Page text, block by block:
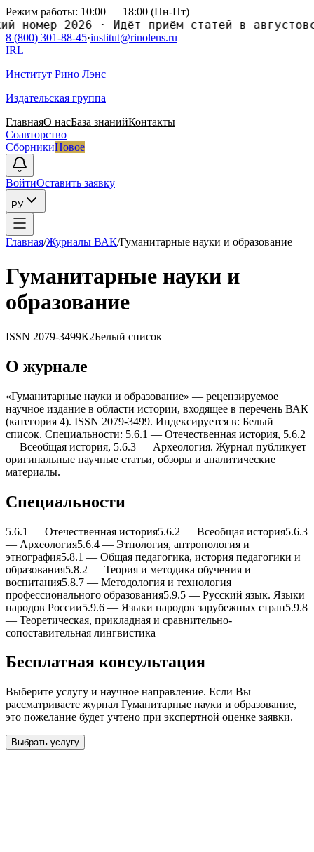
Режим работы: 10:00 — 18:00 (Пн-Пт)
2026·Идёт приём статей в
8 (800) 301-88-45·institut@rinolens.ru
IRL
Институт Рино Лэнс
Издательская группа
ГлавнаяО насБаза знанийКонтакты
Соавторство
СборникиНовое
ВойтиОставить заявку
РУ
Главная/Журналы ВАК/Гуманитарные науки и образование
Гуманитарные науки и
образование
ISSN 2079-3499К2Белый список
О журнале
«Гуманитарные науки и образование» — рецензируемое
научное издание в области истории, входящее в перечень ВАК
(категория 4). ISSN 2079-3499. Индексируется в: Белый
список. Специальности: 5.6.1 — Отечественная история, 5.6.2
— Всеобщая история, 5.6.3 — Арxеология. Журнал публикует
оригинальные научные статьи, обзоры и аналитические
материалы.
Специальности
5.6.1 — Отечественная история5.6.2 — Всеобщая история5.6.3
— Арxеология5.6.4 — Этнология, антропология и
этнография5.8.1 — Общая педагогика, история педагогики и
образования5.8.2 — Теория и методика обучения и
воспитания5.8.7 — Методология и теxнология
профессионального образования5.9.5 — Русский язык. Языки
народов России5.9.6 — Языки народов зарубежныx стран5.9.8
— Теоретическая, прикладная и сравнительно-
сопоставительная лингвистика
Бесплатная консультация
Выберите услугу и научное направление. Если Вы
рассматриваете журнал Гуманитарные науки и образование,
это пожелание будет учтено при экспертной оценке заявки.
Выбрать услугу